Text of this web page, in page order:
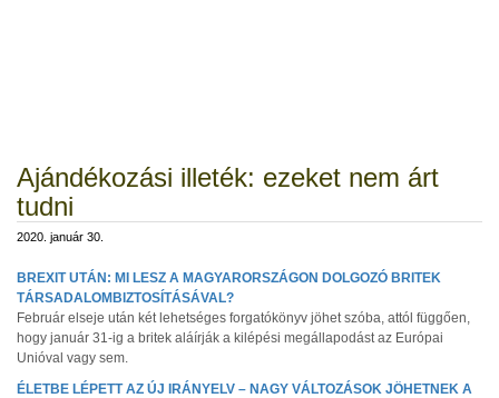
Ajándékozási illeték: ezeket nem árt
tudni
2020. január 30.
BREXIT UTÁN: MI LESZ A MAGYARORSZÁGON DOLGOZÓ BRITEK
TÁRSADALOMBIZTOSÍTÁSÁVAL?
Február elseje után két lehetséges forgatókönyv jöhet szóba, attól függően,
hogy január 31-ig a britek aláírják a kilépési megállapodást az Európai
Unióval vagy sem.
ÉLETBE LÉPETT AZ ÚJ IRÁNYELV – NAGY VÁLTOZÁSOK JÖHETNEK A